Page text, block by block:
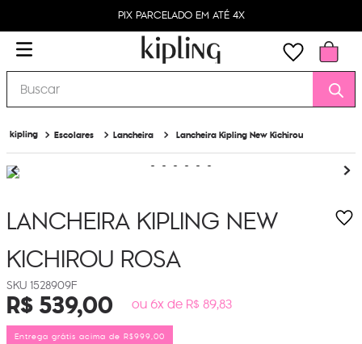
PIX PARCELADO EM ATÉ 4X
Buscar
Escolares Lancheira Lancheira Kipling New Kichirou
LANCHEIRA KIPLING NEW
KICHIROU ROSA
1528909F
R$539,00 ou 6x de R$ 89,83
Entrega grátis acima de R$999,00